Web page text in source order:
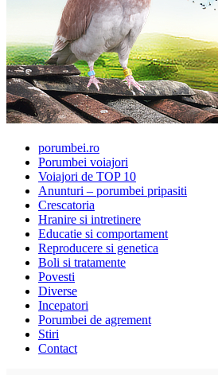
Porumbei.ro
Enciclopedia porumbelului
porumbei.ro
Porumbei voiajori
Voiajori de TOP 10
Anunturi – porumbei pripasiti
Crescatoria
Hranire si intretinere
Educatie si comportament
Reproducere si genetica
Boli si tratamente
Povesti
Diverse
Incepatori
Porumbei de agrement
Stiri
Contact